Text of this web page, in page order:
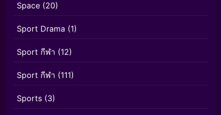
Space (20)
Sport Drama (1)
Sport กีฬา (12)
Sport กีฬา (111)
Sports (3)